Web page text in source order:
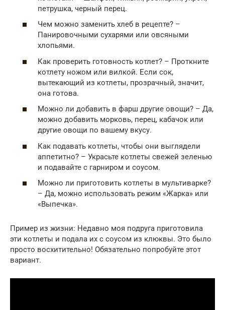
петрушка, черный перец.
Чем можно заменить хлеб в рецепте? –
Панировочными сухарями или овсяными
хлопьями.
Как проверить готовность котлет? – Проткните
котлету ножом или вилкой. Если сок,
вытекающий из котлеты, прозрачный, значит,
она готова.
Можно ли добавить в фарш другие овощи? – Да,
можно добавить морковь, перец, кабачок или
другие овощи по вашему вкусу.
Как подавать котлеты, чтобы они выглядели
аппетитно? – Украсьте котлеты свежей зеленью
и подавайте с гарниром и соусом.
Можно ли приготовить котлеты в мультиварке?
– Да, можно использовать режим «Жарка» или
«Выпечка».
Пример из жизни: Недавно моя подруга приготовила
эти котлеты и подала их с соусом из клюквы. Это было
просто восхитительно! Обязательно попробуйте этот
вариант.